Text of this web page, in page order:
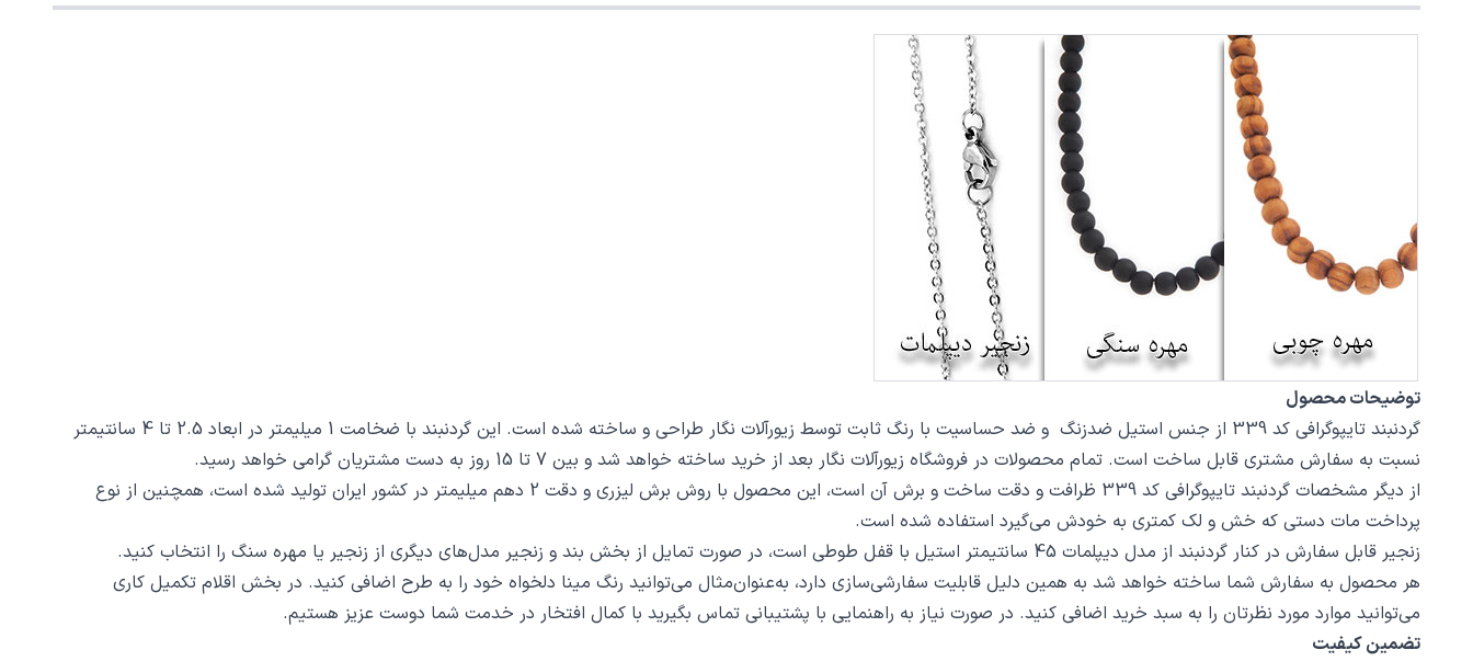
توضیحات محصول
گردنبند تایپوگرافی کد 339 از جنس استیل ضدزنگ و ضد حساسیت با رنگ ثابت توسط زیورآلات نگار طراحی و ساخته شده است. این گردنبند با ضخامت 1 میلیمتر در ابعاد 2.5 تا 4 سانتیمتر
نسبت به سفارش مشتری قابل ساخت است. تمام محصولات در فروشگاه زیورآلات نگار بعد از خرید ساخته خواهد شد و بین 7 تا 15 روز به دست مشتریان گرامی خواهد رسید.
از دیگر مشخصات گردنبند تایپوگرافی کد 339 ظرافت و دقت ساخت و برش آن است، این محصول با روش برش لیزری و دقت 2 دهم میلیمتر در کشور ایران تولید شده است، همچنین از نوع
پرداخت مات دستی که خش و لک کمتری به خودش می‌گیرد استفاده شده است.
زنجیر قابل سفارش در کنار گردنبند از مدل دیپلمات 45 سانتیمتر استیل با قفل طوطی است، در صورت تمایل از بخش بند و زنجیر مدل‌های دیگری از زنجیر یا مهره سنگ را انتخاب کنید.
هر محصول به سفارش شما ساخته خواهد شد به همین دلیل قابلیت سفارشی‌سازی دارد، به‌عنوان‌مثال می‌توانید رنگ مینا دلخواه خود را به طرح اضافی کنید. در بخش اقلام تکمیل کاری
می‌توانید موارد مورد نظرتان را به سبد خرید اضافی کنید. در صورت نیاز به راهنمایی با پشتیبانی تماس بگیرید با کمال افتخار در خدمت شما دوست عزیز هستیم.
تضمین کیفیت